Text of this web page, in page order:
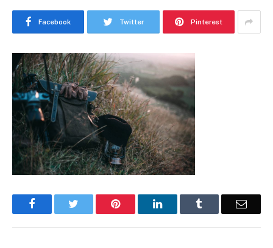
Facebook Twitter Pinterest
Facebook Pinterest LinkedIn Email